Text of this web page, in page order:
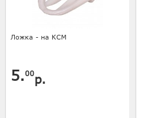
Ложка - на КСМ
5.00р.